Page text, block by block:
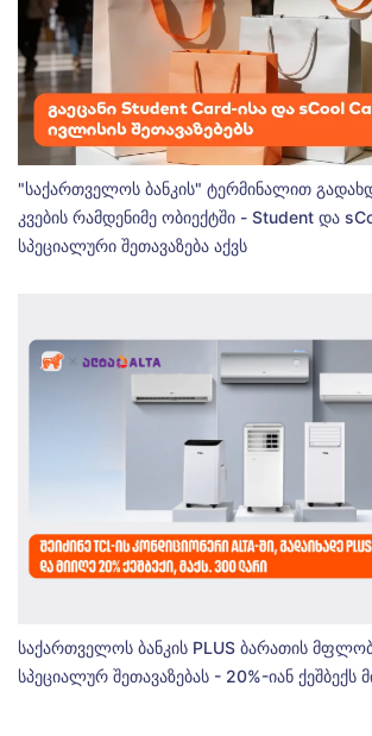
"საქართველოს ბანკის" ტერმინალით
კვების რამდენიმე ობიექტში - Student და
სპეციალური შეთავაზება აქვს
საქართველოს ბანკის PLUS ბარათის
სპეციალურ შეთავაზებას - 20%-იან ქეშბექს